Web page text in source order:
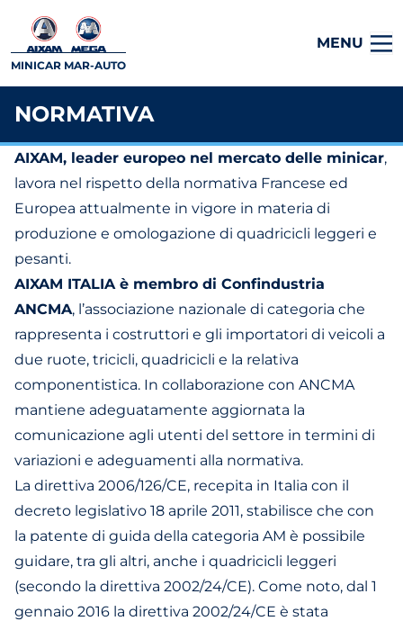
MINICAR MAR-AUTO
MENU
NORMATIVA
AIXAM, leader europeo nel mercato delle minicar,
lavora nel rispetto della normativa Francese ed
Europea attualmente in vigore in materia di
produzione e omologazione di quadricicli leggeri e
pesanti.
AIXAM ITALIA è membro di Confindustria
ANCMA, l’associazione nazionale di categoria che
rappresenta i costruttori e gli importatori di veicoli a
due ruote, tricicli, quadricicli e la relativa
componentistica. In collaborazione con ANCMA
mantiene adeguatamente aggiornata la
comunicazione agli utenti del settore in termini di
variazioni e adeguamenti alla normativa.
La direttiva 2006/126/CE, recepita in Italia con il
decreto legislativo 18 aprile 2011, stabilisce che con
la patente di guida della categoria AM è possibile
guidare, tra gli altri, anche i quadricicli leggeri
(secondo la direttiva 2002/24/CE). Come noto, dal 1
gennaio 2016 la direttiva 2002/24/CE è stata